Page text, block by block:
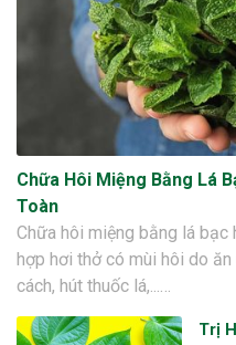
Chữa Hôi Miệng Bằng Lá
Toàn
Chữa hôi miệng bằng lá
hợp hơi thở có mùi hôi do
cách, hút thuốc lá,...…
Trị